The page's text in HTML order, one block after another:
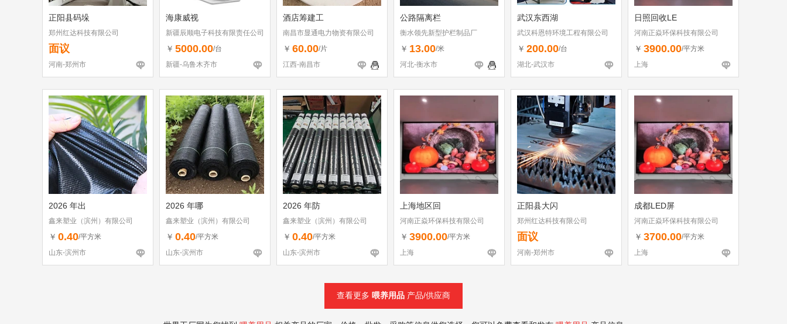
正阳县码垛
郑州红达科技有限公司
面议
河南-郑州市
海康威视
新疆辰顺电子科技有限责任公司
￥ 5000.00/台
新疆-乌鲁木齐市
酒店筹建工
南昌市显通电力物资有限公司
￥ 60.00/片
江西-南昌市
公路隔离栏
衡水领先新型护栏制品厂
￥ 13.00/米
河北-衡水市
武汉东西湖
武汉科恩特环境工程有限公司
￥ 200.00/台
湖北-武汉市
日照回收LE
河南正焱环保科技有限公司
￥ 3900.00/平方米
上海
2026 年出
鑫来塑业（滨州）有限公司
￥ 0.40/平方米
山东-滨州市
2026 年哪
鑫来塑业（滨州）有限公司
￥ 0.40/平方米
山东-滨州市
2026 年防
鑫来塑业（滨州）有限公司
￥ 0.40/平方米
山东-滨州市
上海地区回
河南正焱环保科技有限公司
￥ 3900.00/平方米
上海
正阳县大闪
郑州红达科技有限公司
面议
河南-郑州市
成都LED屏
河南正焱环保科技有限公司
￥ 3700.00/平方米
上海
查看更多 喂养用品 产品/供应商